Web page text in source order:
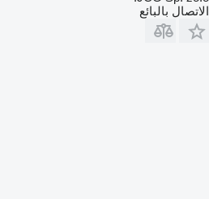
الاتصال بالبائع